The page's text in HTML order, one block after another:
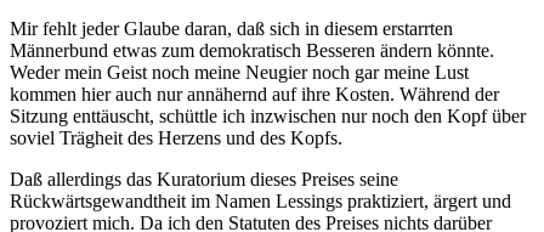
Mir fehlt jeder Glaube daran, daß sich in diesem erstarrten
Männerbund etwas zum demokratisch Besseren ändern könnte.
Weder mein Geist noch meine Neugier noch gar meine Lust
kommen hier auch nur annähernd auf ihre Kosten. Während der
Sitzung enttäuscht, schüttle ich inzwischen nur noch den Kopf über
soviel Trägheit des Herzens und des Kopfs.
Daß allerdings das Kuratorium dieses Preises seine
Rückwärtsgewandtheit im Namen Lessings praktiziert, ärgert und
provoziert mich. Da ich den Statuten des Preises nichts darüber